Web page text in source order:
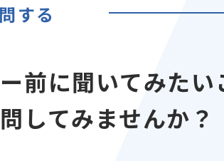
する
前に聞いてみたい
してみませんか？